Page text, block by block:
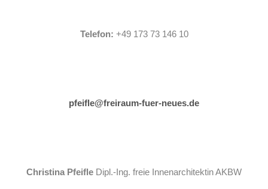
Telefon: +49 173 73 146 10
pfeifle@freiraum-fuer-neues.de
Christina Pfeifle Dipl.-Ing. freie Innenarchitektin AKBW